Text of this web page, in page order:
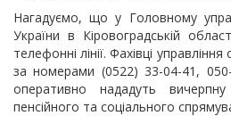
Нагадуємо, що у Головному
України в Кіровоградській
телефонні лінії. Фахівці
за номерами (0522) 33-04-41,
оперативно нададуть
пенсійного та соціального